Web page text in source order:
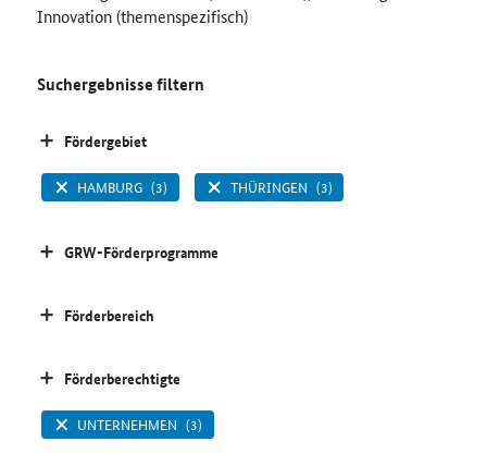
Innovation (themenspezifisch)
Suchergebnisse filtern
Fördergebiet
HAMBURG (3) THÜRINGEN (3)
GRW-Förderprogramme
Förderbereich
Förderberechtigte
UNTERNEHMEN (3)